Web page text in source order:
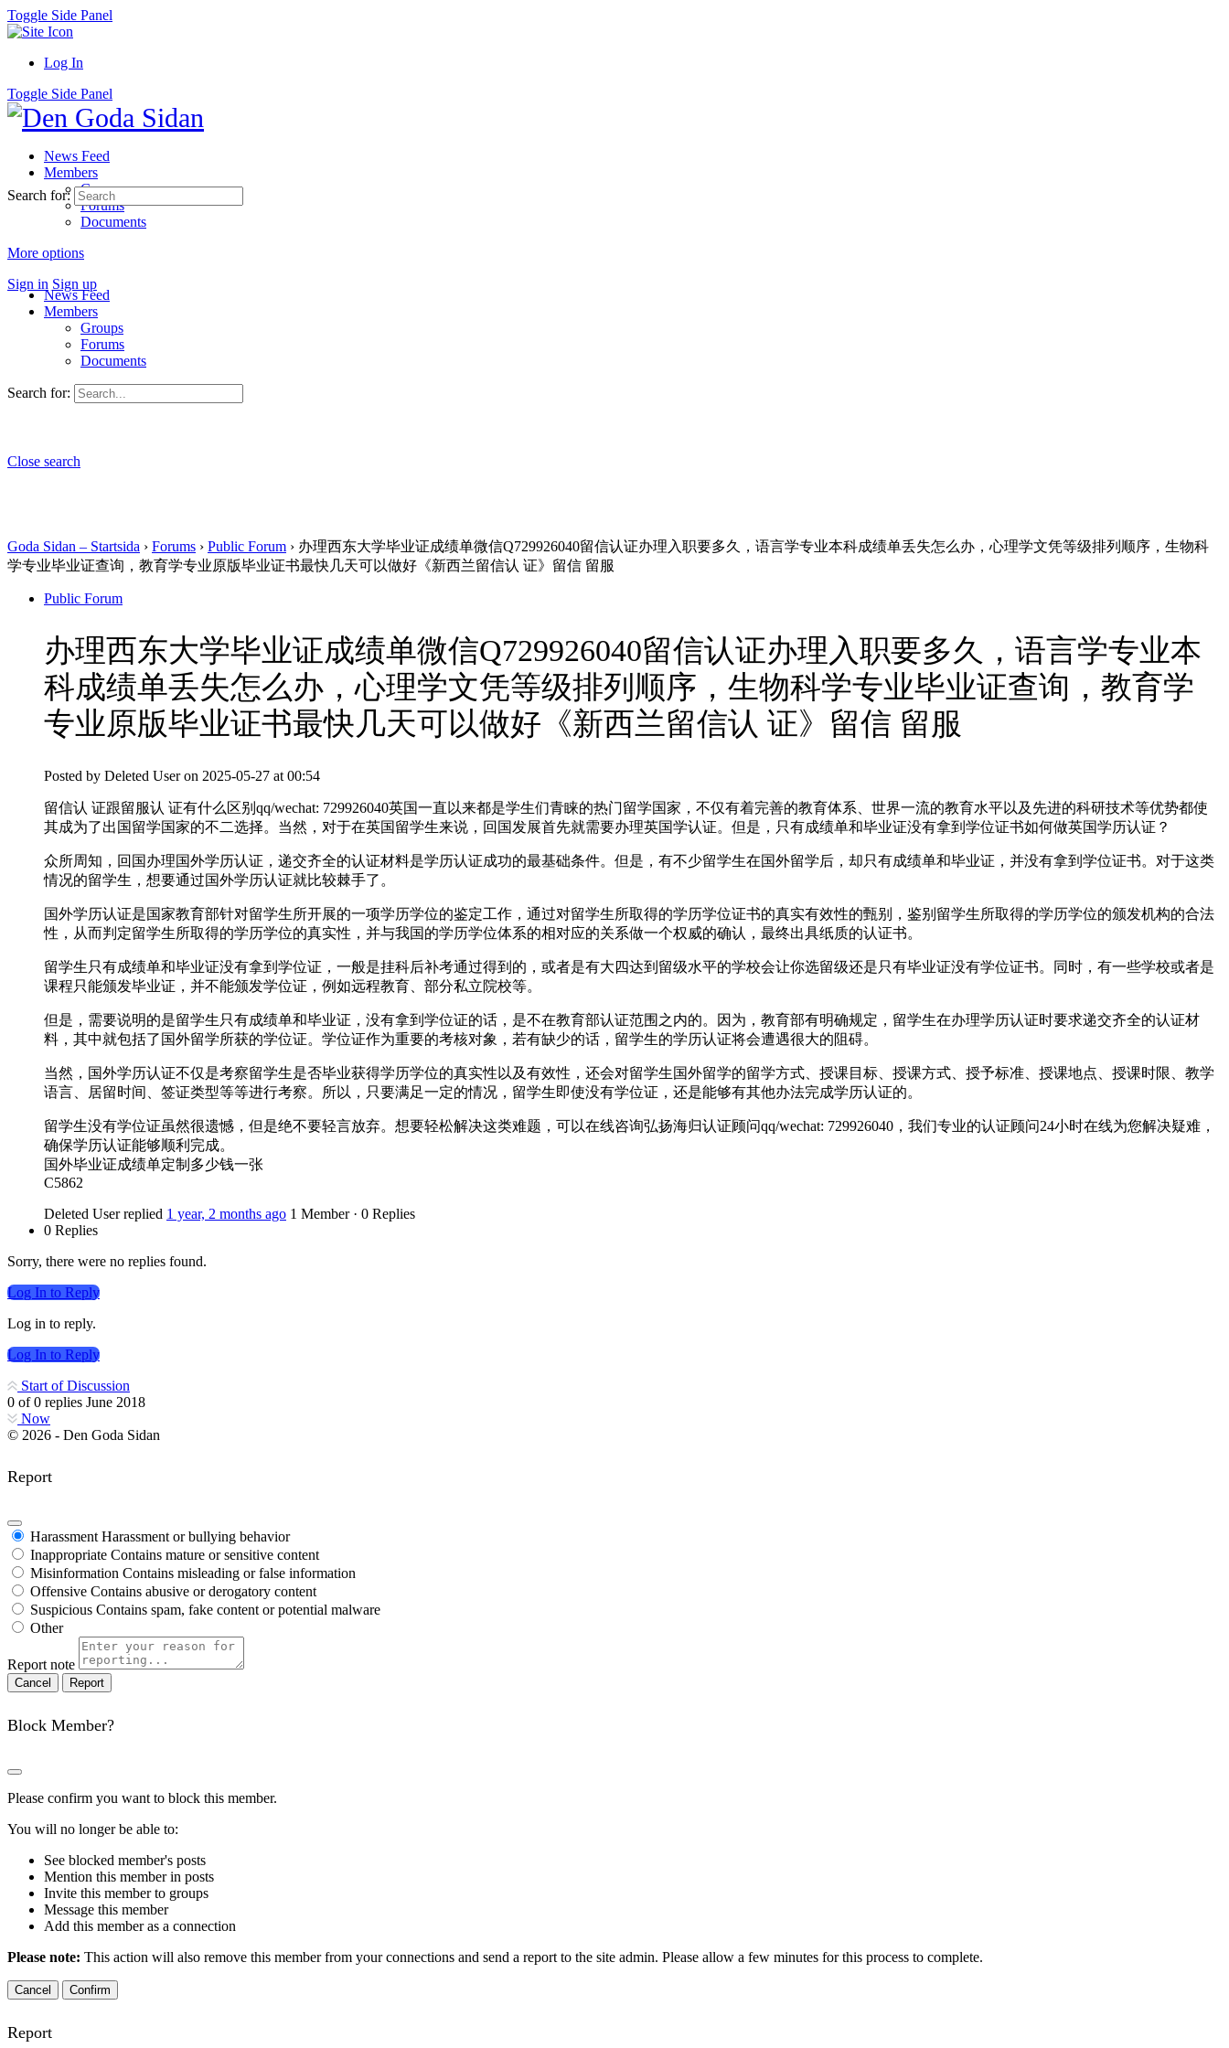
Toggle Side Panel
Log In
Toggle Side Panel
News Feed
Members
Groups
Forums
Documents
More options
Sign in Sign up
Search for:
News Feed
Members
Groups
Forums
Documents
Search for:
Close search
Goda Sidan – Startsida › Forums › Public Forum › 办理西东大学毕业证成绩单微信Q729926040留信认证办理入职要多久，语言学专业本科成绩单丢失怎么办，心理学文凭等级排列顺序，生物科
学专业毕业证查询，教育学专业原版毕业证书最快几天可以做好《新西兰留信认 证》留信 留服
Public Forum
办理西东大学毕业证成绩单微信Q729926040留信认证办理入职要多久，语言学专业本
科成绩单丢失怎么办，心理学文凭等级排列顺序，生物科学专业毕业证查询，教育学
专业原版毕业证书最快几天可以做好《新西兰留信认 证》留信 留服
Posted by Deleted User on 2025-05-27 at 00:54
留信认 证跟留服认 证有什么区别qq/wechat: 729926040英国一直以来都是学生们青睐的热门留学国家，不仅有着完善的教育体系、世界一流的教育水平以及先进的科研技术等优势都使
其成为了出国留学国家的不二选择。当然，对于在英国留学生来说，回国发展首先就需要办理英国学认证。但是，只有成绩单和毕业证没有拿到学位证书如何做英国学历认证？
众所周知，回国办理国外学历认证，递交齐全的认证材料是学历认证成功的最基础条件。但是，有不少留学生在国外留学后，却只有成绩单和毕业证，并没有拿到学位证书。对于这类
情况的留学生，想要通过国外学历认证就比较棘手了。
国外学历认证是国家教育部针对留学生所开展的一项学历学位的鉴定工作，通过对留学生所取得的学历学位证书的真实有效性的甄别，鉴别留学生所取得的学历学位的颁发机构的合法
性，从而判定留学生所取得的学历学位的真实性，并与我国的学历学位体系的相对应的关系做一个权威的确认，最终出具纸质的认证书。
留学生只有成绩单和毕业证没有拿到学位证，一般是挂科后补考通过得到的，或者是有大四达到留级水平的学校会让你选留级还是只有毕业证没有学位证书。同时，有一些学校或者是
课程只能颁发毕业证，并不能颁发学位证，例如远程教育、部分私立院校等。
但是，需要说明的是留学生只有成绩单和毕业证，没有拿到学位证的话，是不在教育部认证范围之内的。因为，教育部有明确规定，留学生在办理学历认证时要求递交齐全的认证材
料，其中就包括了国外留学所获的学位证。学位证作为重要的考核对象，若有缺少的话，留学生的学历认证将会遭遇很大的阻碍。
当然，国外学历认证不仅是考察留学生是否毕业获得学历学位的真实性以及有效性，还会对留学生国外留学的留学方式、授课目标、授课方式、授予标准、授课地点、授课时限、教学
语言、居留时间、签证类型等等进行考察。所以，只要满足一定的情况，留学生即使没有学位证，还是能够有其他办法完成学历认证的。
留学生没有学位证虽然很遗憾，但是绝不要轻言放弃。想要轻松解决这类难题，可以在线咨询弘扬海归认证顾问qq/wechat: 729926040，我们专业的认证顾问24小时在线为您解决疑难，
确保学历认证能够顺利完成。
国外毕业证成绩单定制多少钱一张
C5862
Deleted User replied 1 year, 2 months ago 1 Member · 0 Replies
0 Replies
Sorry, there were no replies found.
Log In to Reply
Log in to reply.
Log In to Reply
Start of Discussion
0 of0 replies June 2018
Now
© 2026 - Den Goda Sidan
Report
Harassment Harassment or bullying behavior
Inappropriate Contains mature or sensitive content
Misinformation Contains misleading or false information
Offensive Contains abusive or derogatory content
Suspicious Contains spam, fake content or potential malware
Other
Report note
Report
Block Member?
Please confirm you want to block this member.
You will no longer be able to:
See blocked member's posts
Mention this member in posts
Invite this member to groups
Message this member
Add this member as a connection
Please note: This action will also remove this member from your connections and send a report to the site admin. Please allow a few minutes for this process to complete.
Confirm
Report